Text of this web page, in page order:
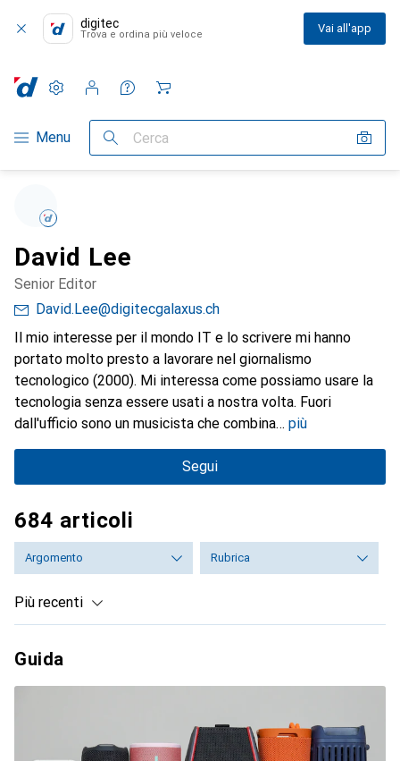
digitec
Trova e ordina più veloce Vai all'app
Categoria Navigazione
Menu Cerca
Impostazioni
Conto cliente
Liste di confronto
Liste dei desideri
Carrello
David Lee
Senior Editor
David.Lee@digitecgalaxus.ch
Il mio interesse per il mondo IT e lo scrivere mi hanno
portato molto presto a lavorare nel giornalismo
tecnologico (2000). Mi interessa come possiamo usare la
tecnologia senza essere usati a nostra volta. Fuori
dall'ufficio sono un musicista che combina
più
Segui
684 articoli
Argomento Rubrica
Più recenti
Guida